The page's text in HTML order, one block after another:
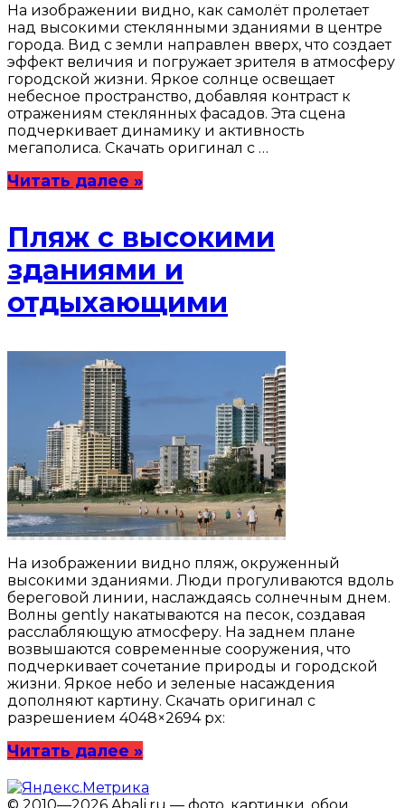
На изображении видно, как самолёт пролетает
над высокими стеклянными зданиями в центре
города. Вид с земли направлен вверх, что создает
эффект величия и погружает зрителя в атмосферу
городской жизни. Яркое солнце освещает
небесное пространство, добавляя контраст к
отражениям стеклянных фасадов. Эта сцена
подчеркивает динамику и активность
мегаполиса. Скачать оригинал с …
Читать далее »
Пляж с высокими
зданиями и
отдыхающими
На изображении видно пляж, окруженный
высокими зданиями. Люди прогуливаются вдоль
береговой линии, наслаждаясь солнечным днем.
Волны gently накатываются на песок, создавая
расслабляющую атмосферу. На заднем плане
возвышаются современные сооружения, что
подчеркивает сочетание природы и городской
жизни. Яркое небо и зеленые насаждения
дополняют картину. Скачать оригинал с
разрешением 4048×2694 px:
Читать далее »